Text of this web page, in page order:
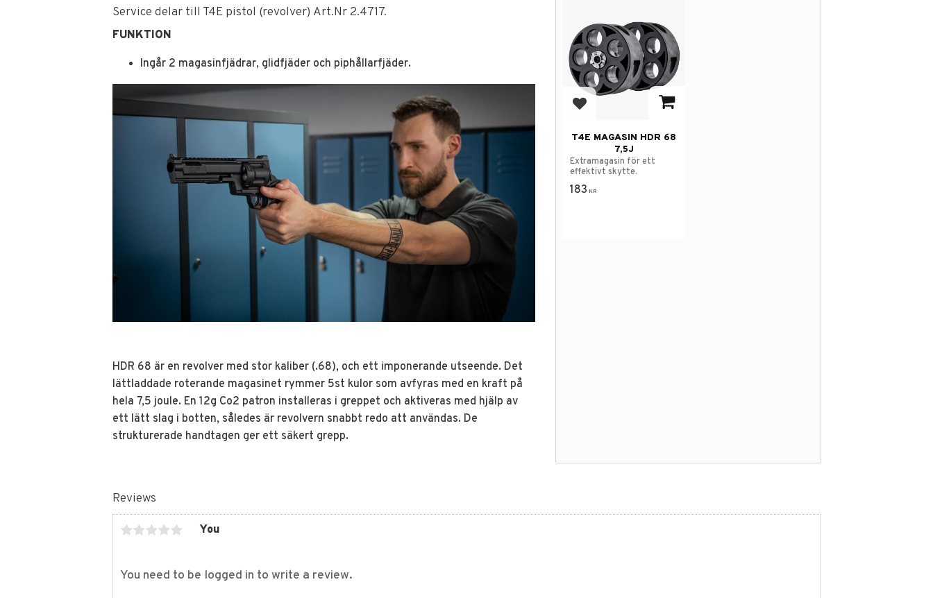
Service delar till T4E pistol (revolver) Art.Nr 2.4717.
FUNKTION
Ingår 2 magasinfjädrar, glidfjäder och piphållarfjäder.
HDR 68 är en revolver med stor kaliber (.68), och ett imponerande utseende. Det
lättladdade roterande magasinet rymmer 5st kulor som avfyras med en kraft på
hela 7,5 joule. En 12g Co2 patron installeras i greppet och aktiveras med hjälp av
ett lätt slag i botten, således är revolvern snabbt redo att användas. De
strukturerade handtagen ger ett säkert grepp.
Reviews
You
Add to favorites
T4E MAGASIN HDR 68
7,5J
Extramagasin för ett
effektivt skytte.
183 KR